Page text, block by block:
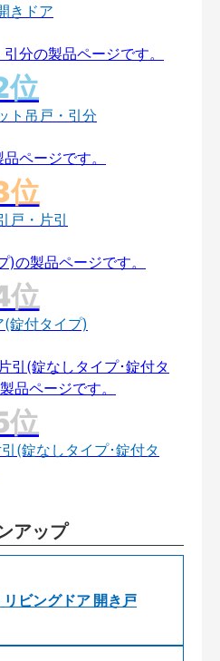
きドア
ト吊戸・引分
戸・片引
(錠付タイプ)
(錠なしタイプ･錠付タ
アップ
ビングドア 開き戸